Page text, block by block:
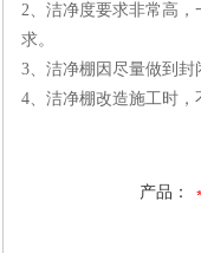
2、洁净度要求非常高
求。
3、洁净棚因尽量做到
4、洁净棚改造施工时
产品：